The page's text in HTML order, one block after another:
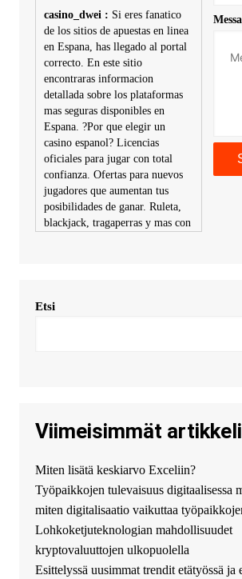
casino_dwei : Si eres fanatico
de los sitios de apuestas en linea
en Espana, has llegado al portal
correcto. En este sitio
encontraras informacion
detallada sobre los plataformas
mas seguras disponibles en
Espana. ?Por que elegir un
casino espanol? Licencias
oficiales para jugar con total
confianza. Ofertas para nuevos
jugadores que aumentan tus
posibilidades de ganar. Ruleta,
blackjack, tragaperras y mas con
KimonicRisse :
купить хавал джулиан -
http://jolion-ufa1.ru/
Появился вопрос про срочно
взять деньги? Предлагаем
безопасный источник
финансовой помощи. Вы
можете получить
финансирование в долг без
избыточных вопросов и
Etsi
Viimeisimmät
Miten lisätä keskiarvo Exceliin?
Työpaikkojen tulevaisuus digitaalisessa
miten digitalisaatio vaikuttaa
Lohkoketjuteknologian mahdollisuudet
kryptovaluuttojen ulkopuolella
Esittelyssä uusimmat trendit etätyössä ja